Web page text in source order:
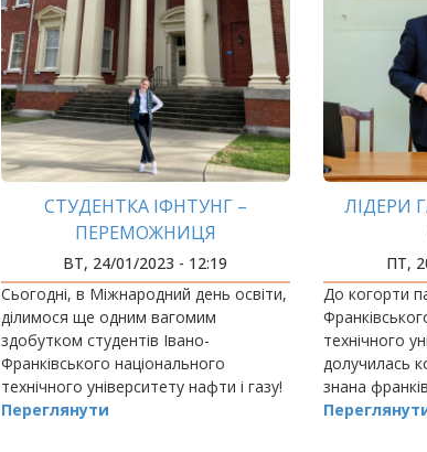
СТУДЕНТКА ІФНТУНГ –
ПЕРЕМОЖНИЦЯ
АМЕРИКАНСЬКОЇ ПРОГРАМИ
ОБМІНУ GLOBAL UGRAD
ВТ, 24/01/2023 - 12:19
Сьогодні, в Міжнародний день освіти,
ділимося ще одним вагомим
здобутком студентів Івано-
Франківського національного
технічного університету нафти і газу!
Переглянути
ЛІДЕРИ
ПТ,
До когорти
технічного
долучилась
знана